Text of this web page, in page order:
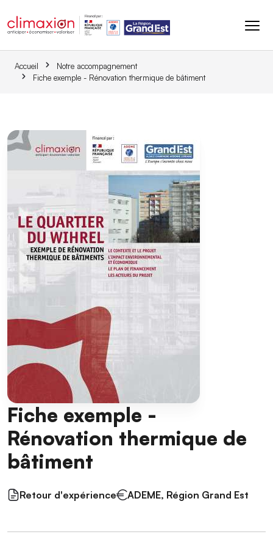
Accueil
Notre accompagnement
Fiche exemple - Rénovation thermique de bâtiment
Fiche exemple -
Rénovation thermique de
bâtiment
Retour d'expérience ADEME, Région Grand Est